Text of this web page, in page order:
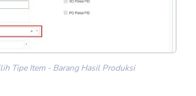
Tipe Item - Barang Hasil Produksi